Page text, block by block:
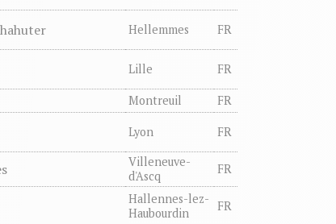
Hellemmes FR
Lille FR
Montreuil FR
Lyon FR
Villeneuve-
d'Ascq
FR
Hallennes-lez-
Haubourdin
FR